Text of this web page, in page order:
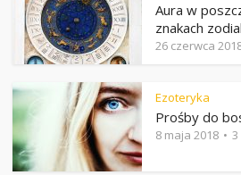
Aura w
znakach
26 czerwca
Ezoteryka
Prośby do
8 maja 2018